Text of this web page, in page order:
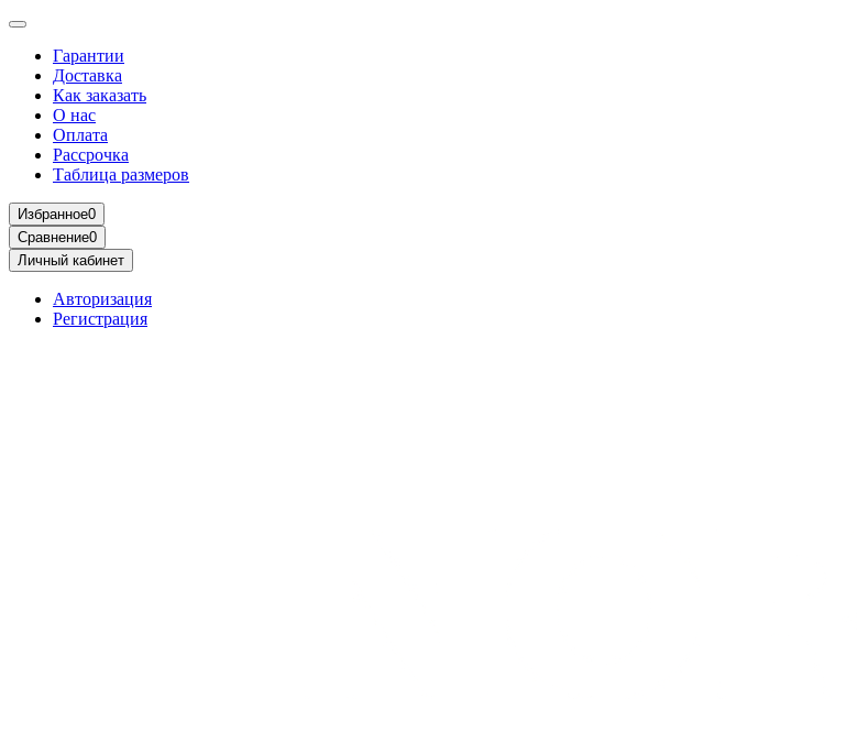
Гарантии
Доставка
Как заказать
О нас
Оплата
Рассрочка
Таблица размеров
Избранное0
Сравнение0
Личный кабинет
Авторизация
Регистрация